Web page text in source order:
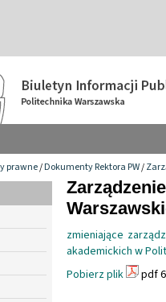
prawne/Dokumenty Rektora PW/
zmieniające
akademickich w
Pobierz plik
pdf